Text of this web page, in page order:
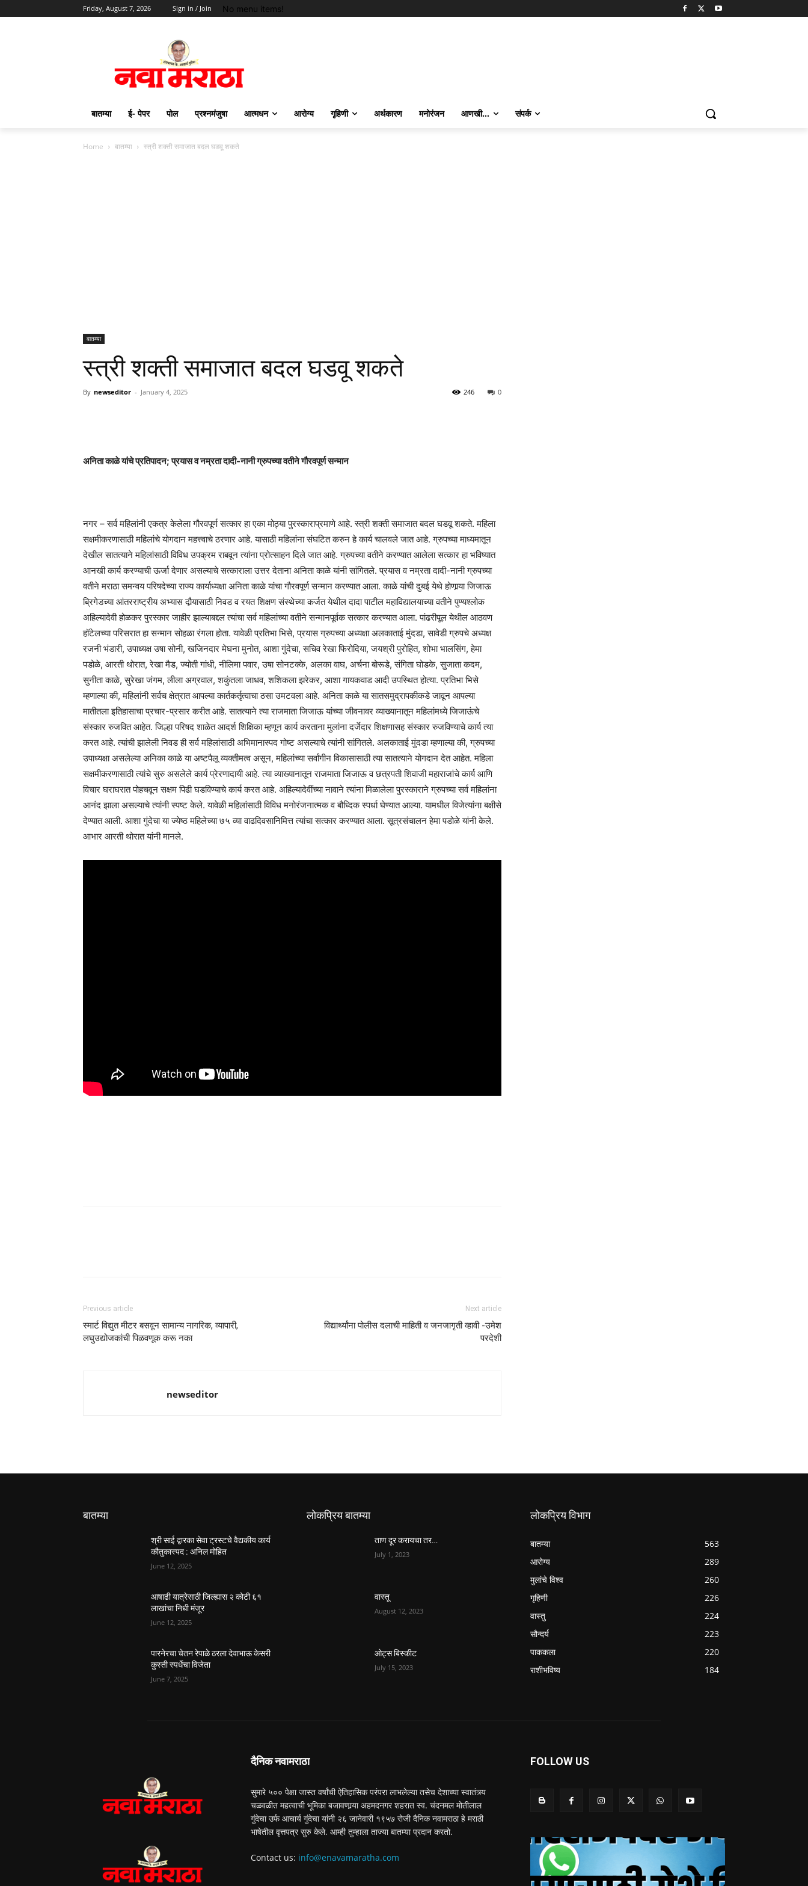
Friday, August 7, 2026 Sign in / Join No menu items!
बातम्या ई- पेपर पोल प्रश्नमंजुषा आत्मधन आरोग्य गृहिणी अर्थकारण मनोरंजन आणखी… संपर्क
Home बातम्या स्त्री शक्ती समाजात बदल घडवू शकते
बातम्या
स्त्री शक्ती समाजात बदल घडवू शकते
By newseditor - January 4, 2025 0
246
अनिता काळे यांचे प्रतिपादन; प्रयास व नम्रता दादी-नानी ग्रुपच्या वतीने गौरवपूर्ण सन्मान
नगर – सर्व महिलांनी एकत्र केलेला गौरवपूर्ण सत्कार हा एका मोठ्या पुरस्काराप्रमाणे आहे. स्त्री शक्ती समाजात बदल घडवू शकते. महिला
सक्षमीकरणासाठी महिलांचे योगदान महत्त्वाचे ठरणार आहे. यासाठी महिलांना संघटित करुन हे कार्य चालवले जात आहे. ग्रुपच्या माध्यमातून
देखील सातत्याने महिलांसाठी विविध उपक्रम राबवून त्यांना प्रोत्साहन दिले जात आहे. ग्रुपच्या वतीने करण्यात आलेला सत्कार हा भविष्यात
आनखी कार्य करण्याची ऊर्जा देणार असल्याचे सत्काराला उत्तर देताना अनिता काळे यांनी सांगितले. प्रयास व नम्रता दादी-नानी ग्रुपच्या
वतीने मराठा समन्वय परिषदेच्या राज्य कार्याध्यक्षा अनिता काळे यांचा गौरवपूर्ण सन्मान करण्यात आला. काळे यांची दुबई येथे होणार्‍या जिजाऊ
ब्रिगेडच्या आंतरराष्ट्रीय अभ्यास दौर्‍यासाठी निवड व रयत शिक्षण संस्थेच्या कर्जत येथील दादा पाटील महाविद्यालयाच्या वतीने पुण्यश्लोक
अहिल्यादेवी होळकर पुरस्कार जाहीर झाल्याबद्दल त्यांचा सर्व महिलांच्या वतीने सन्मानपूर्वक सत्कार करण्यात आला. पांढरीपूल येथील आठवण
हॉटेलच्या परिसरात हा सन्मान सोहळा रंगला होता. यावेळी प्रतिभा भिसे, प्रयास ग्रुपच्या अध्यक्षा अलकाताई मुंदडा, सावेडी ग्रुपचे अध्यक्ष
रजनी भंडारी, उपाध्यक्ष उषा सोनी, खजिनदार मेघना मुनोत, आशा गुंदेचा, सचिव रेखा फिरोदिया, जयश्री पुरोहित, शोभा भालसिंग, हेमा
पडोळे, आरती थोरात, रेखा मैड, ज्योती गांधी, नीलिमा पवार, उषा सोनटक्के, अलका वाघ, अर्चना बोरूडे, संगिता घोडके, सुजाता कदम,
सुनीता काळे, सुरेखा जंगम, लीला अग्रवाल, शकुंतला जाधव, शशिकला झरेकर, आशा गायकवाड आदी उपस्थित होत्या. प्रतिभा भिसे
म्हणाल्या की, महिलांनी सर्वच क्षेत्रात आपल्या कार्तकर्तृत्वाचा ठसा उमटवला आहे. अनिता काळे या सातसमुद्रापकीकडे जावून आपल्या
मातीतला इतिहासाचा प्रचार-प्रसार करीत आहे. सातत्याने त्या राजमाता जिजाऊ यांच्या जीवनावर व्याख्यानातून महिलांमध्ये जिजाऊंचे
संस्कार रुजवित आहेत. जिल्हा परिषद शाळेत आदर्श शिक्षिका म्हणून कार्य करताना मुलांना दर्जेदार शिक्षणासह संस्कार रुजविण्याचे कार्य त्या
करत आहे. त्यांची झालेली निवड ही सर्व महिलांसाठी अभिमानास्पद गोष्ट असल्याचे त्यांनी सांगितले. अलकाताई मुंदडा म्हणाल्या की, ग्रुपच्या
उपाध्यक्षा असलेल्या अनिका काळे या अष्टपैलू व्यक्तीमत्व असून, महिलांच्या सर्वांगीन विकासासाठी त्या सातत्याने योगदान देत आहेत. महिला
सक्षमीकरणासाठी त्यांचे सुरु असलेले कार्य प्रेरणादायी आहे. त्या व्याख्यानातून राजमाता जिजाऊ व छत्रपती शिवाजी महाराजांचे कार्य आणि
विचार घराघरात पोहचवून सक्षम पिढी घडविण्याचे कार्य करत आहे. अहिल्यादेवींच्या नावाने त्यांना मिळालेला पुरस्काराने ग्रुपच्या सर्व महिलांना
आनंद झाला असल्याचे त्यांनी स्पष्ट केले. यावेळी महिलांसाठी विविध मनोरंजनात्मक व बौध्दिक स्पर्धा घेण्यात आल्या. यामधील विजेत्यांना बक्षीसे
देण्यात आली. आशा गुंदेचा या ज्येष्ठ महिलेच्या ७५ व्या वाढदिवसानिमित्त त्यांचा सत्कार करण्यात आला. सूत्रसंचालन हेमा पडोळे यांनी केले.
आभार आरती थोरात यांनी मानले.
Previous article
स्मार्ट विद्युत मीटर बसवून सामान्य नागरिक, व्यापारी,
लघुउद्योजकांची पिळवणूक करू नका
Next article
विद्यार्थ्यांना पोलीस दलाची माहिती व जनजागृती व्हावी -उमेश
परदेशी
newseditor
बातम्या
श्री साई द्वारका सेवा ट्रस्टचे वैद्यकीय कार्य
कौतुकास्पद : अनिल मोहित
June 12, 2025
आषाढी यात्रेसाठी जिल्ह्यास २ कोटी ६१
लाखांचा निधी मंजूर
June 12, 2025
पारनेरचा चेतन रेपाळे ठरला देवाभाऊ केसरी
कुस्ती स्पर्धेचा विजेता
June 7, 2025
लोकप्रिय बातम्या
ताण दूर करायचा तर…
July 1, 2023
वास्तू
August 12, 2023
ओट्स बिस्कीट
July 15, 2023
लोकप्रिय विभाग
बातम्या
563
आरोग्य
289
मुलांचे विश्व
260
गृहिणी
226
वास्तु
224
सौन्दर्य
223
पाककला
220
राशीभविष्य
184
दैनिक नवामराठा
सुमारे ५०० पेक्षा जास्त वर्षांची ऐतिहासिक परंपरा लाभलेल्या तसेच देशाच्या स्वातंत्र्य
चळवळीत महत्वाची भूमिका बजावणार्‍या अहमदनगर शहरात स्व. चंदनमल मोतीलाल
गुंदेचा उर्फ आचार्य गुंदेचा यांनी २६ जानेवारी १९५७ रोजी दैनिक नवामराठा हे मराठी
भाषेतील वृत्तपत्र सुरु केले. आम्ही तुम्हाला ताज्या बातम्या प्रदान करतो.
Contact us: info@enavamaratha.com
FOLLOW US